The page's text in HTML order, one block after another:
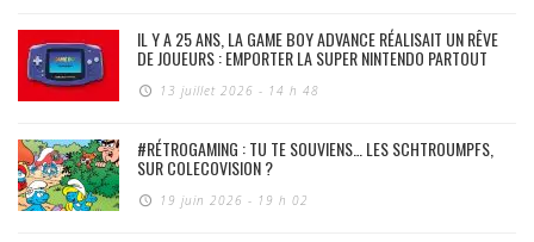
IL Y A 25 ANS, LA GAME BOY ADVANCE RÉALISAIT UN RÊVE
DE JOUEURS : EMPORTER LA SUPER NINTENDO PARTOUT
13 juillet 2026 - 14 h 48
#RÉTROGAMING : TU TE SOUVIENS… LES SCHTROUMPFS,
SUR COLECOVISION ?
19 juin 2026 - 19 h 02